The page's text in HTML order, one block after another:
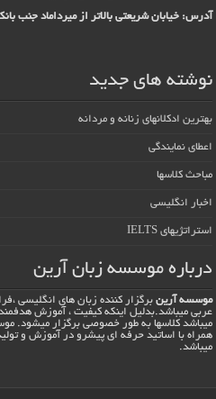
آدرس: خیابان شریعتی بالاتر از میرداماد جنب بانک
نوشته های جدید
بهترین ادکلانهای زنانه و مردانه
اعطای نمایندگی
مباحث کلاسها
اخبار انگلیسی
استراتژیهای IELTS
درباره موسسه زبان آرین
موسسه آرین برگزار کننده زبان های انگلیسی
عربی میباشد.بدلیل اینکه کیفیت ، آموزش
میباشد کلاسها به طور خصوصی برگزار میشود.
همراه با اساتید حرفه ای پیشرو در آموزش و
میباشد.